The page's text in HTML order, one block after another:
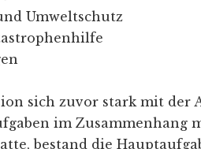
Umweltschutz
sich zuvor stark mit der
im Zusammenhang
bestand die